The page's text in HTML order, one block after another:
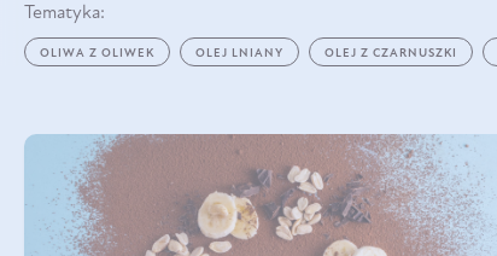
Tematyka:
OLIWA Z OLIWEK OLEJ LNIANY OLEJ Z CZARNUSZKI